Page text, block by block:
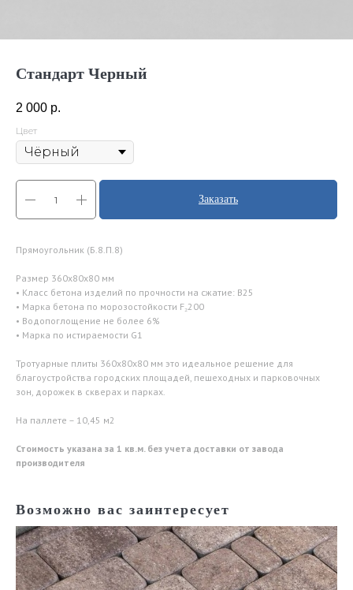
Стандарт Черный
2 000 р.
Цвет
Заказать
Прямоугольник (Б.8.П.8)
Размер 360х80х80 мм
• Класс бетона изделий по прочности на сжатие: B25
• Марка бетона по морозостойкости F₂200
• Водопоглощение не более 6%
• Марка по истираемости G1
Тротуарные плиты 360х80х80 мм это идеальное решение для
благоустройства городских площадей, пешеходных и парковочных
зон, дорожек в скверах и парках.
На паллете – 10,45 м2
Стоимость указана за 1 кв.м. без учета доставки от завода
производителя
Возможно вас заинтересует